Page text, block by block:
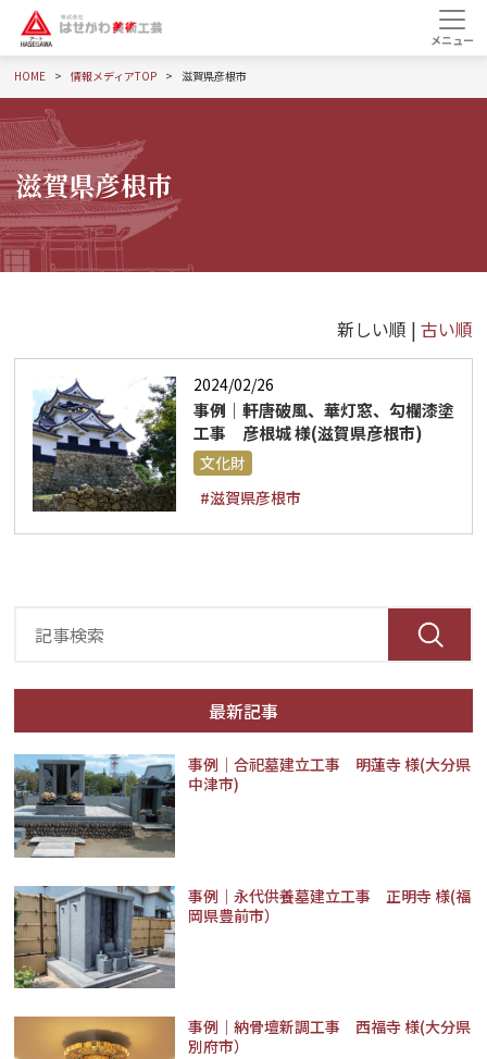
HOME 情報メディアTOP 滋賀県彦根市
滋賀県彦根市
新しい順 | 古い順
2024/02/26
事例｜軒唐破風、華灯窓、勾欄漆塗
工事 彦根城 様(滋賀県彦根市)
文化財
#滋賀県彦根市
最新記事
事例│合祀墓建立工事 明蓮寺 様(大分県
中津市)
事例｜永代供養墓建立工事 正明寺 様(福
岡県豊前市）
事例｜納骨壇新調工事 西福寺 様(大分県
別府市）